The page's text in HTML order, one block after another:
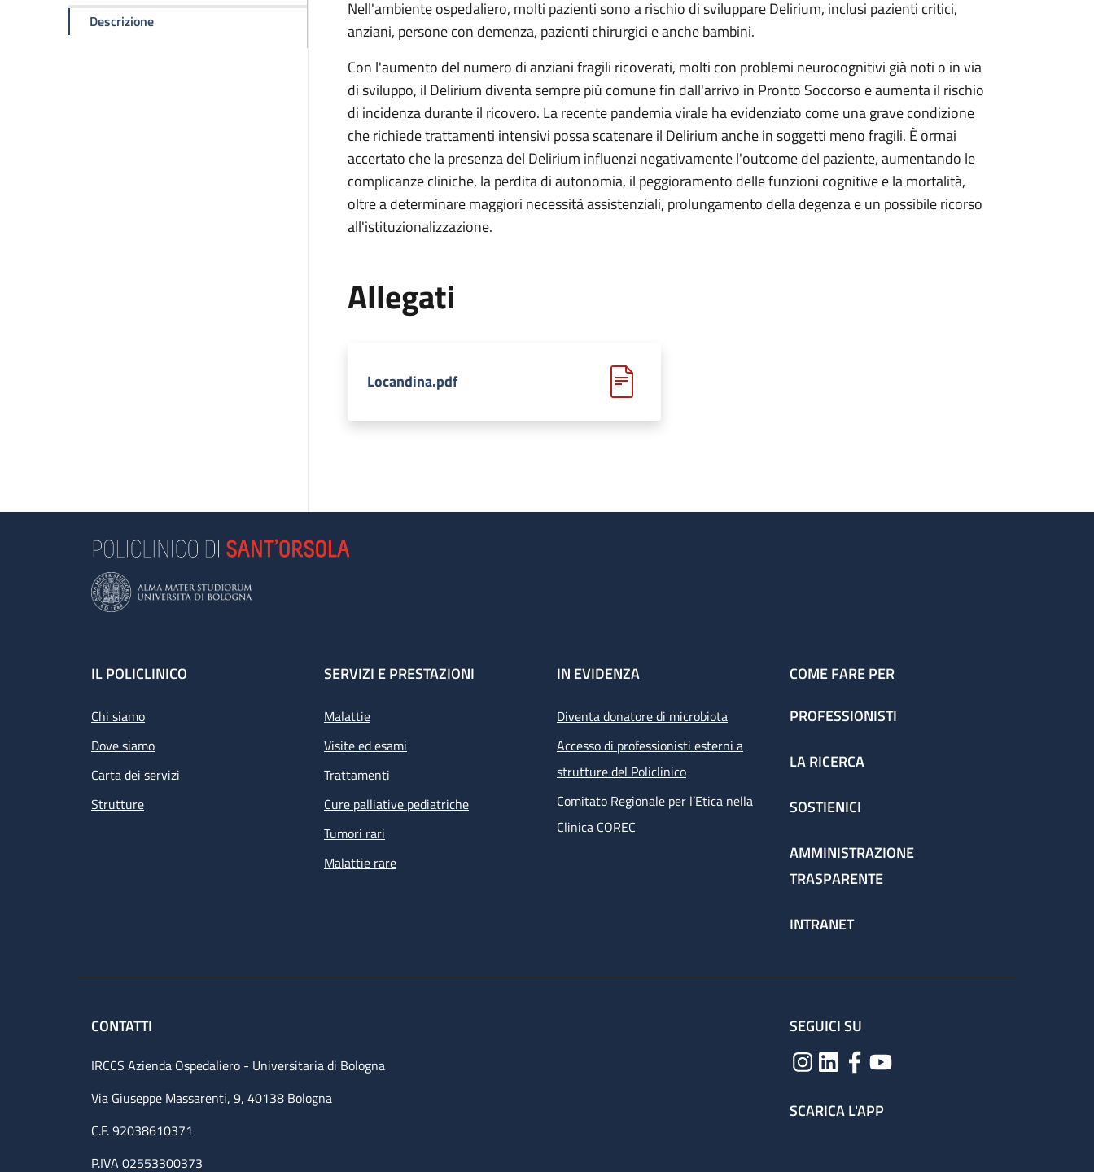
Descrizionedella pagina La prevenzione e gestione del delirium e dei BPSD nei pazienti ricoverati: approccio multidisciplinare e multiprofessionale
Nell'ambiente ospedaliero, molti pazienti sono a rischio di sviluppare Delirium, inclusi pazienti critici,
anziani, persone con demenza, pazienti chirurgici e anche bambini.
Con l'aumento del numero di anziani fragili ricoverati, molti con problemi neurocognitivi già noti o in via
di sviluppo, il Delirium diventa sempre più comune fin dall'arrivo in Pronto Soccorso e aumenta il rischio
di incidenza durante il ricovero. La recente pandemia virale ha evidenziato come una grave condizione
che richiede trattamenti intensivi possa scatenare il Delirium anche in soggetti meno fragili. È ormai
accertato che la presenza del Delirium influenzi negativamente l'outcome del paziente, aumentando le
complicanze cliniche, la perdita di autonomia, il peggioramento delle funzioni cognitive e la mortalità,
oltre a determinare maggiori necessità assistenziali, prolungamento della degenza e un possibile ricorso
all'istituzionalizzazione.
Allegati
Locandina.pdf
Footer
IL POLICLINICO
Chi siamo
Dove siamo
Carta dei servizi
Strutture
SERVIZI E PRESTAZIONI
Malattie
Visite ed esami
Trattamenti
Cure palliative pediatriche
Tumori rari
Malattie rare
IN EVIDENZA
Diventa donatore di microbiota
Accesso di professionisti esterni a
strutture del Policlinico
Comitato Regionale per l’Etica nella
Clinica COREC
COME FARE PER
PROFESSIONISTI
LA RICERCA
SOSTIENICI
AMMINISTRAZIONE
TRASPARENTE
INTRANET
CONTATTI
IRCCS Azienda Ospedaliero - Universitaria di Bologna
Via Giuseppe Massarenti, 9, 40138 Bologna
C.F. 92038610371
P.IVA 02553300373
SEGUICI SU
SCARICA L'APP